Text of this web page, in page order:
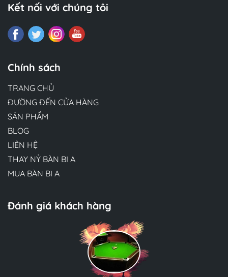
Kết nối với chúng tôi
Chính sách
TRANG CHỦ
ĐƯỜNG ĐẾN CỬA HÀNG
SẢN PHẨM
BLOG
LIÊN HỆ
THAY NỶ BÀN BI A
MUA BÀN BI A
Đánh giá khách hàng